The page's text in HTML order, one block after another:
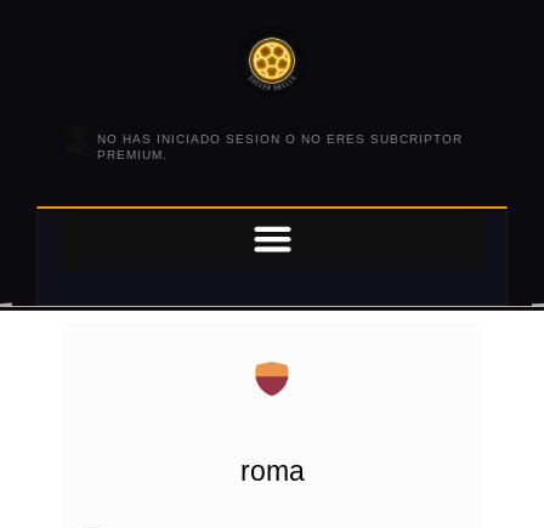
NO HAS INICIADO SESION O NO ERES SUBCRIPTOR
PREMIUM.
roma